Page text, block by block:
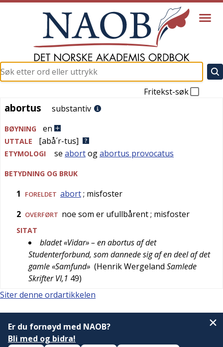
Fritekst-søk
abortus
abortus substantiv
BØYNING en
UTTALE [abå´r-tus]
ETYMOLOGI se abortogabortus provocatus
BETYDNING OG BRUK
1 FORELDET abort; misfoster
2 OVERFØRT noe som er ufullbårent; misfoster
SITAT
bladet «Vidar» – en abortus af det
Studenterforbund, som dannede sig af en deel af det
gamle «Samfund» (Henrik Wergeland Samlede
Skrifter VI,1 49)
Siter denne ordartikkelen
Er du fornøyd med NAOB?
Bli med og bidra!